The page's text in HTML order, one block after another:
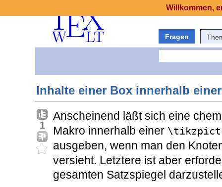
Fragen
Inhalte einer Box innerhalb
1
Anscheinend läßt sich eine
Makro innerhalb einer
ausgeben, wenn man den
versieht. Letztere ist aber
gesamten Satzspiegel
Willkommen,